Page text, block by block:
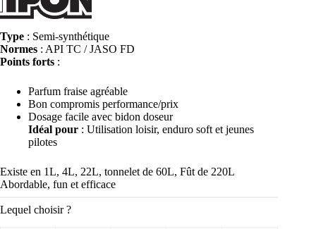
Type : Semi-synthétique
Normes : API TC / JASO FD
Points forts :
Parfum fraise agréable
Bon compromis performance/prix
Dosage facile avec bidon doseur
Idéal pour : Utilisation loisir, enduro soft et jeunes
pilotes
Existe en 1L, 4L, 22L, tonnelet de 60L, Fût de 220L
Abordable, fun et efficace
Lequel choisir ?